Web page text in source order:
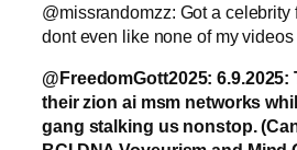
@missrandomzz: Got a
dont even like none of my videos
@FreedomGott2025:
their zion ai msm networks
gang stalking us nonstop.